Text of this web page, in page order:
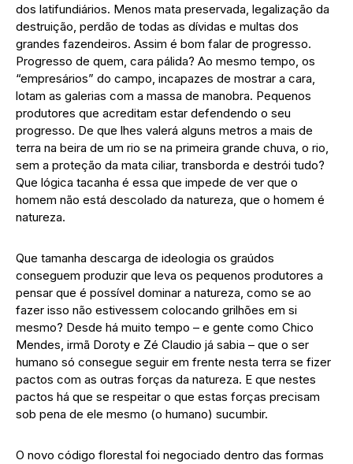
dos latifundiários. Menos mata preservada, legalização da
destruição, perdão de todas as dívidas e multas dos
grandes fazendeiros. Assim é bom falar de progresso.
Progresso de quem, cara pálida? Ao mesmo tempo, os
“empresários” do campo, incapazes de mostrar a cara,
lotam as galerias com a massa de manobra. Pequenos
produtores que acreditam estar defendendo o seu
progresso. De que lhes valerá alguns metros a mais de
terra na beira de um rio se na primeira grande chuva, o rio,
sem a proteção da mata ciliar, transborda e destrói tudo?
Que lógica tacanha é essa que impede de ver que o
homem não está descolado da natureza, que o homem é
natureza.
Que tamanha descarga de ideologia os graúdos
conseguem produzir que leva os pequenos produtores a
pensar que é possível dominar a natureza, como se ao
fazer isso não estivessem colocando grilhões em si
mesmo? Desde há muito tempo – e gente como Chico
Mendes, irmã Doroty e Zé Claudio já sabia – que o ser
humano só consegue seguir em frente nesta terra se fizer
pactos com as outras forças da natureza. E que nestes
pactos há que se respeitar o que estas forças precisam
sob pena de ele mesmo (o humano) sucumbir.
O novo código florestal foi negociado dentro das formas